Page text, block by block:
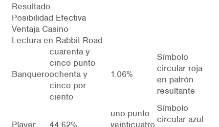
Resultado
Posibilidad Efectiva
Ventaja Casino
Lectura en Rabbit Road
Banquero
cuarenta y
cinco punto
ochenta y
cinco por
ciento
1.06%
Símbolo
circular roja
en patrón
resultante
Player 44.62%
uno punto
veinticuatro
Símbolo
circular azul